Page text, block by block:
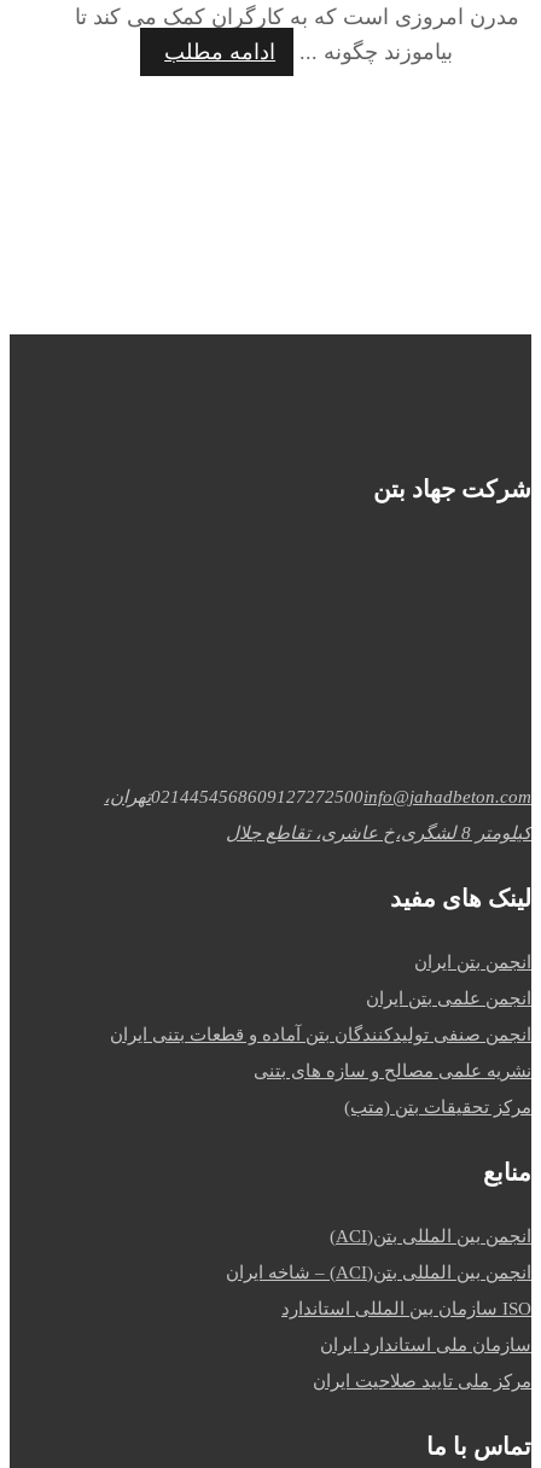
مدرن امروزی است که به کارگران کمک می کند تا
بیاموزند چگونه ...
ادامه مطلب
شرکت جهاد بتن
0214454568609127272500info@jahadbeton.com
تهران،
کیلومتر 8 لشگری،خ عاشری، تقاطع جلال
لینک های مفید
انجمن بتن ایران
انجمن علمی بتن ایران
انجمن صنفی تولیدکنندگان بتن آماده و قطعات بتنی ایران
نشریه علمی مصالح و سازه های بتنی
مرکز تحقیقات بتن (متب)
منابع
انجمن بین المللی بتن(ACI)
انجمن بین المللی بتن(ACI) – شاخه ایران
ISO سازمان بین المللی استاندارد
سازمان ملی استاندارد ایران
مرکز ملی تایید صلاحیت ایران
تماس با ما